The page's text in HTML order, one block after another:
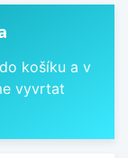
košíku a v
vyvrtat